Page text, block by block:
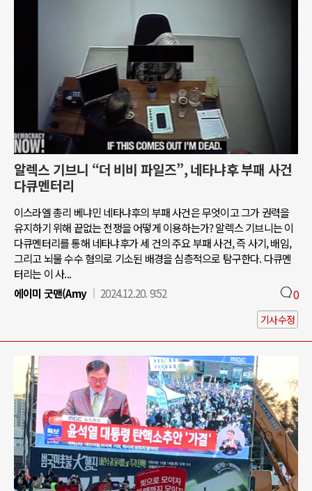
알렉스 기브니 “더 비비 파일즈”, 네타냐후 부패 사건
다큐멘터리
이스라엘 총리 베냐민 네타냐후의 부패 사건은 무엇이고 그가 권력을
유지하기 위해 끝없는 전쟁을 어떻게 이용하는가? 알렉스 기브니는 이
다큐멘터리를 통해 네타냐후가 세 건의 주요 부패 사건, 즉 사기, 배임,
그리고 뇌물 수수 혐의로 기소된 배경을 심층적으로 탐구한다. 다큐멘
터리는 이 사...
에이미 굿맨(Amy
2024.12.20. 9:52 0
기사수정